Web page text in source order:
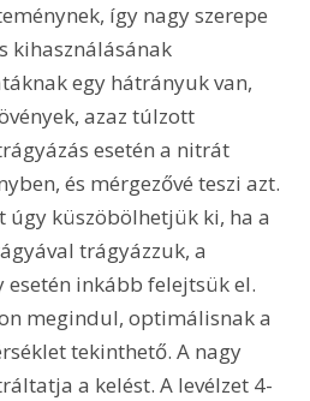
így nagy szerepe
kihasználásának
egy hátrányuk van,
azaz túlzott
esetén a nitrát
és mérgezővé teszi azt.
úgy küszöbölhetjük ki, ha a
trágyázzuk, a
esetén inkább felejtsük el.
megindul, optimálisnak a
tekinthető. A nagy
a kelést. A levélzet 4-